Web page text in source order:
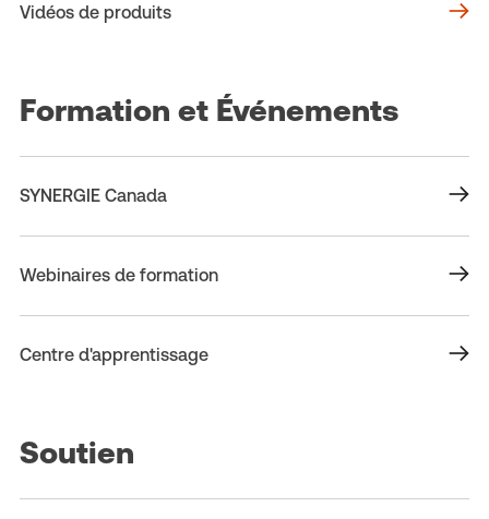
Vidéos de produits
Formation et Événements
SYNERGIE Canada
Webinaires de formation
Centre d'apprentissage
Soutien